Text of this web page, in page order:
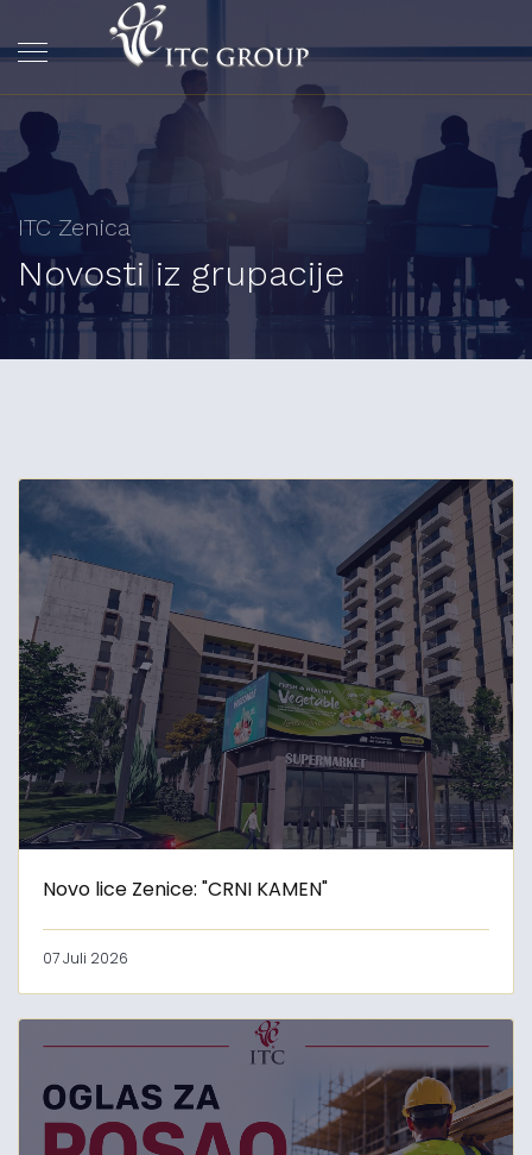
ITC Zenica
Novosti iz grupacije
Novo lice Zenice: "CRNI KAMEN"
07 Juli 2026